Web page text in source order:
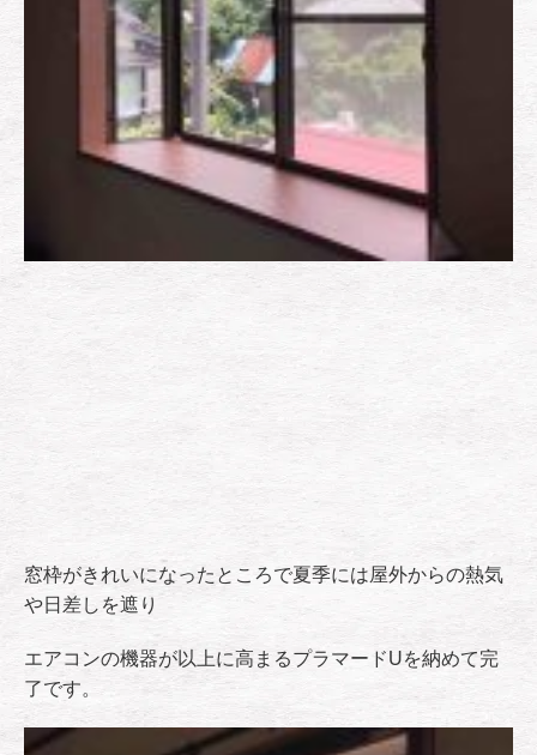
窓枠がきれいになったところで夏季には屋外からの熱気
や日差しを遮り
エアコンの機器が以上に高まるプラマードUを納めて完
了です。